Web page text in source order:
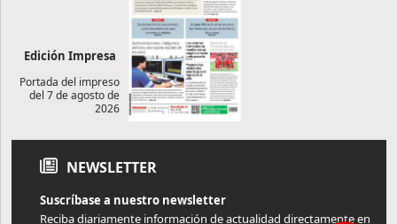
Edición Impresa
Portada del impreso
del 7 de agosto de
2026
NEWSLETTER
Suscríbase a nuestro newsletter
Reciba diariamente información de actualidad directamente en